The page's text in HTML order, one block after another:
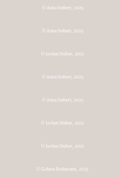
© Anna Siebert, 2025
© Anna Siebert, 2025
© Jochen Stüber, 2021
© Anna Siebert, 2025
© Anna Siebert, 2025
© Jochen Stüber, 2021
© Jochen Stüber, 2021
© Gideon Rothmann, 2025